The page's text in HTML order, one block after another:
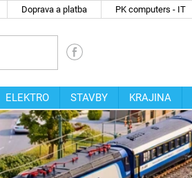
Doprava a platba PK computers - IT
ELEKTRO STAVBY KRAJINA